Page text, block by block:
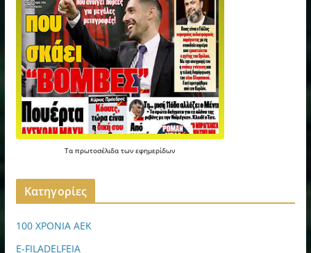
Ταπρωτοσέλιδατωνεφημερίδων
Kατηγορίες
100 ΧΡΟΝΙΑ ΑΕΚ
E-FILADELFEIA